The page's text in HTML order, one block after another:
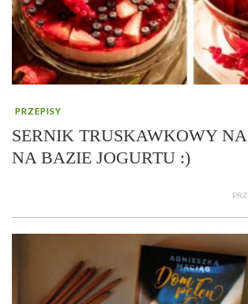
PRZEPISY
SERNIK TRUSKAWKOWY
NA BAZIE JOGURTU :)